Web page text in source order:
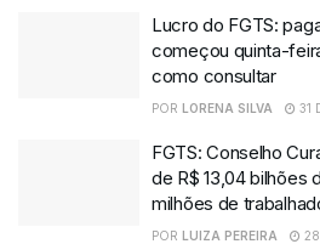
Lucro do FGTS:
começou quinta-
como consultar
POR LORENA SILVA 31
FGTS: Conselho
de R$ 13,04 bilhões
milhões de
POR LUIZA PEREIRA